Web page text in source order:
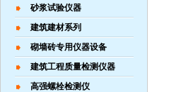
砂浆试验仪器
建筑建材系列
砌墙砖专用仪器设备
建筑工程质量检测仪器
高强螺栓检测仪